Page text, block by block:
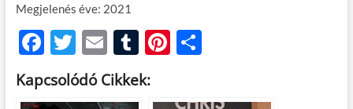
Megjelenés éve: 2021
F
ac
e
T
w
itt
E
m
ail
T
u
m
Pi O
Kapcsolódó Cikkek: